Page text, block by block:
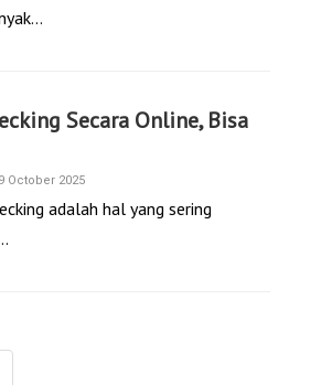
Secara Online, Bisa
October 2025
adalah hal yang sering